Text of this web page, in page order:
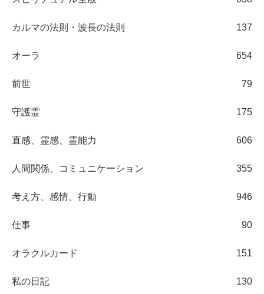
カルマの法則・波長の法則 137
オーラ 654
前世 79
守護霊 175
直感、霊感、霊能力 606
人間関係、コミュニケーション 355
考え方、感情、行動 946
仕事 90
オラクルカード 151
私の日記 130